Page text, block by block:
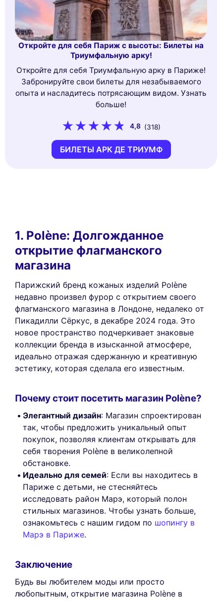
Откройте для себя Париж с высоты: Билеты на
Триумфальную арку!
Откройте для себя Триумфальную арку в Париже!
Забронируйте свои билеты для незабываемого
опыта и насладитесь потрясающим видом. Узнать
больше!
4,8 (318)
БИЛЕТЫ АРК ДЕ ТРИУМФ
1. Polène: Долгожданное
открытие флагманского
магазина
Парижский бренд кожаных изделий Polène
недавно произвел фурор с открытием своего
флагманского магазина в Лондоне, недалеко от
Пикадилли Сёркус, в декабре 2024 года. Это
новое пространство подчеркивает знаковые
коллекции бренда в изысканной атмосфере,
идеально отражая сдержанную и креативную
эстетику, которая сделала его известным.
Почему стоит посетить магазин Polène?
Элегантный дизайн: Магазин спроектирован
так, чтобы предложить уникальный опыт
покупок, позволяя клиентам открывать для
себя творения Polène в великолепной
обстановке.
Идеально для семей: Если вы находитесь в
Париже с детьми, не стесняйтесь
исследовать район Марэ, который полон
стильных магазинов. Чтобы узнать больше,
ознакомьтесь с нашим гидом по шопингу в
Марэ в Париже.
Заключение
Будь вы любителем моды или просто
любопытным, открытие магазина Polène в